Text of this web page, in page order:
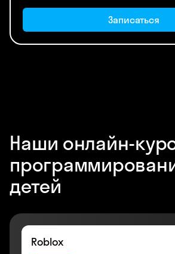
Записаться
Наши онлайн-
детей
Roblox